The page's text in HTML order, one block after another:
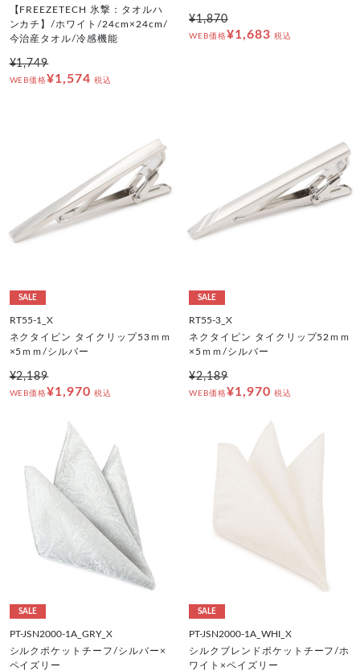
【FREEZETECH 氷撃：タオルハ
ンカチ】/ホワイト/24cm×24cm/
今治産タオル/冷感機能
¥1,749
WEB価格¥1,574 税込
¥1,870
WEB価格¥1,683 税込
SALE
RT55-1_X
ネクタイピン タイクリップ53ｍｍ
×5ｍｍ/シルバー
¥2,189
WEB価格¥1,970 税込
SALE
RT55-3_X
ネクタイピン タイクリップ52ｍｍ
×5ｍｍ/シルバー
¥2,189
WEB価格¥1,970 税込
SALE
PT-JSN2000-1A_GRY_X
シルクポケットチーフ/シルバー×
ペイズリー
SALE
PT-JSN2000-1A_WHI_X
シルクブレンドポケットチーフ/ホ
ワイト×ペイズリー